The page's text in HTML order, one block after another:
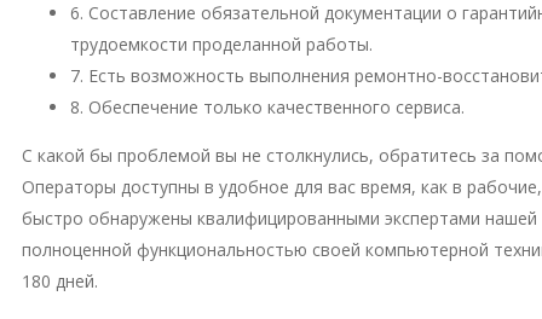
6. Составление обязательной документации о
трудоемкости проделанной работы.
7. Есть возможность выполнения ремонтно-
8. Обеспечение только качественного сервиса.
С какой бы проблемой вы не столкнулись, обратитесь за
Операторы доступны в удобное для вас время, как в
быстро обнаружены квалифицированными экспертами
полноценной функциональностью своей компьютерной
180 дней.